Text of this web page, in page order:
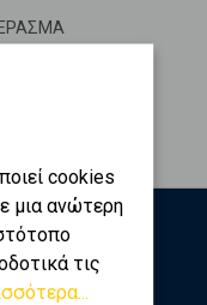
cookies
μια ανώτερη
τις